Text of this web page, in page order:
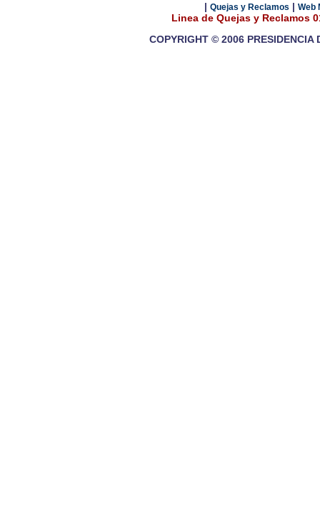
| Quejas y Reclamos | Web
Linea de Quejas y Reclamos
COPYRIGHT © 2006 PRESIDENCIA